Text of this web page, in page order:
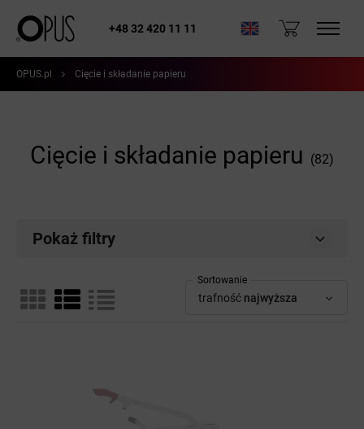
+48 32 420 11 11
OPUS.pl Cięcie i składanie papieru
Cięcie i składanie papieru (82)
Pokaż filtry
Sortowanie
trafność najwyższa